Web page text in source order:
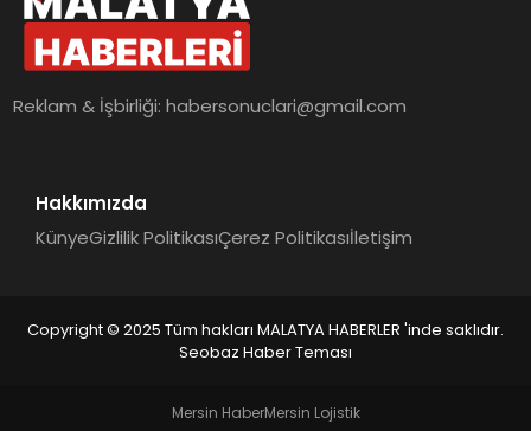
Reklam & İşbirliği:habersonuclari@gmail.com
Hakkımızda
KünyeGizlilik PolitikasıÇerez Politikasıİletişim
Copyright © 2025 Tüm hakları MALATYA HABERLER 'inde saklıdır.
Seobaz Haber Teması
Mersin HaberMersin Lojistik